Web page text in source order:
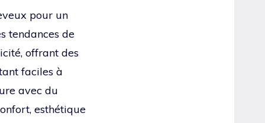
pour un
tendances de
offrant des
faciles à
avec du
esthétique